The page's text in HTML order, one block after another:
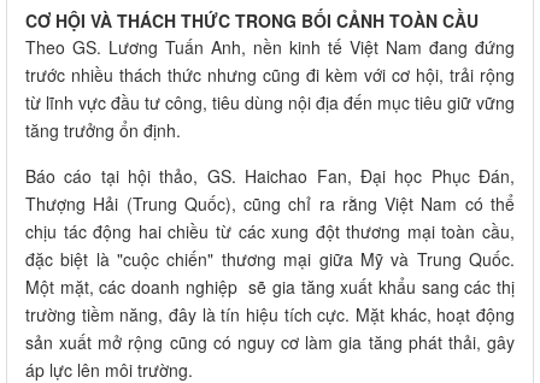
CƠ HỘI VÀ THÁCH THỨC TRONG BỐI CẢNH TOÀN CẦU
Theo GS. Lương Tuấn Anh, nền kinh tế Việt Nam đang đứng
trước nhiều thách thức nhưng cũng đi kèm với cơ hội, trải rộng
từ lĩnh vực đầu tư công, tiêu dùng nội địa đến mục tiêu giữ vững
tăng trưởng ổn định.
Báo cáo tại hội thảo, GS. Haichao Fan, Đại học Phục Đán,
Thượng Hải (Trung Quốc), cũng chỉ ra rằng Việt Nam có thể
chịu tác động hai chiều từ các xung đột thương mại toàn cầu,
đặc biệt là "cuộc chiến" thương mại giữa Mỹ và Trung Quốc.
Một mặt, các doanh nghiệp sẽ gia tăng xuất khẩu sang các thị
trường tiềm năng, đây là tín hiệu tích cực. Mặt khác, hoạt động
sản xuất mở rộng cũng có nguy cơ làm gia tăng phát thải, gây
áp lực lên môi trường.